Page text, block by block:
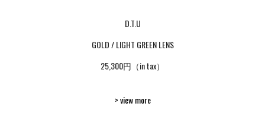
D.T.U
GOLD / LIGHT GREEN LENS
25,300円（in tax）
> view more